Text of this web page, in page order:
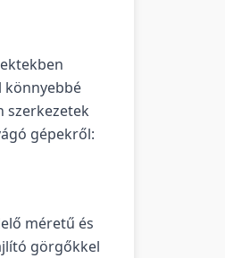
könnyebbé
szerkezetek
gépekről:
méretű és
görgőkkel